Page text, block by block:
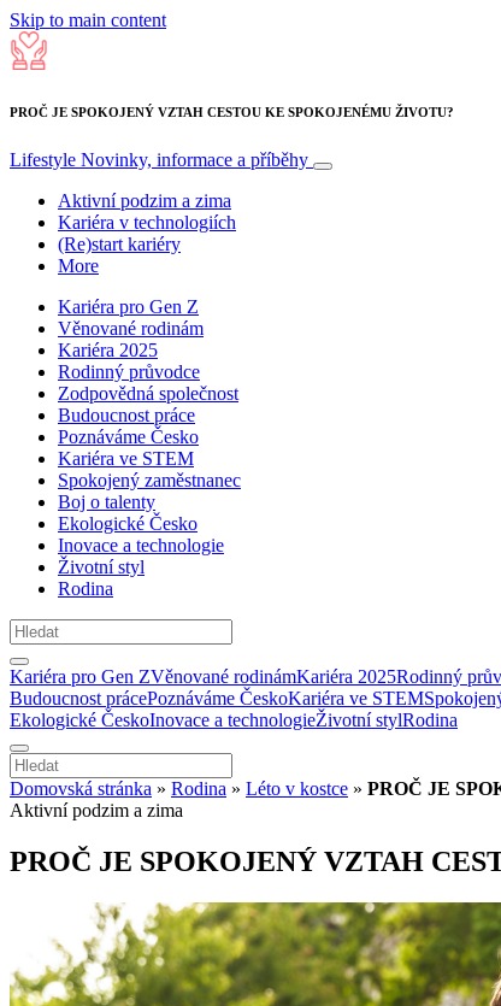
Skip to main content
PROČ JE SPOKOJENÝ VZTAH CESTOU KE SPOKOJENÉMU ŽIVOTU?
Lifestyle Novinky, informace a příběhy
Aktivní podzim a zima
Kariéra v technologiích
(Re)start kariéry
More
Kariéra pro Gen Z
Věnované rodinám
Kariéra 2025
Rodinný průvodce
Zodpovědná společnost
Budoucnost práce
Poznáváme Česko
Kariéra ve STEM
Spokojený zaměstnanec
Boj o talenty
Ekologické Česko
Inovace a technologie
Životní styl
Rodina
Kariéra pro Gen ZVěnované rodinámKariéra 2025Rodinný
Budoucnost prácePoznáváme ČeskoKariéra ve STEM
Ekologické ČeskoInovace a technologieŽivotní stylRodina
Domovská stránka » Rodina » Léto v kostce » PROČ JE
Aktivní podzim a zima
PROČ JE SPOKOJENÝ VZTAH